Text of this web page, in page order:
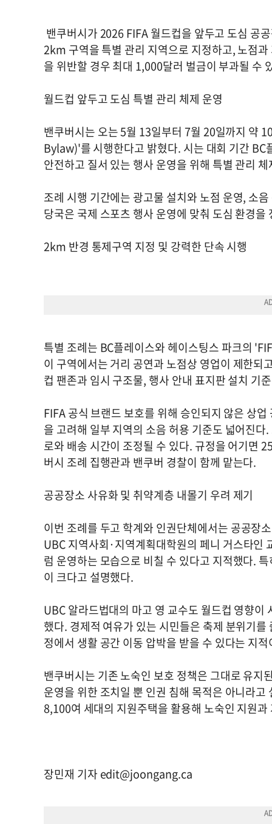
밴쿠버시가 2026 FIFA 월드컵을 앞두고 도심 공
2km 구역을 특별 관리 지역으로 지정하고, 노점
을 위반할 경우 최대 1,000달러 벌금이 부과될 수
월드컵 앞두고 도심 특별 관리 체제 운영
밴쿠버시는 오는 5월 13일부터 7월 20일까지 약
Bylaw)'를 시행한다고 밝혔다. 시는 대회 기간
안전하고 질서 있는 행사 운영을 위해 특별 관리
조례 시행 기간에는 광고물 설치와 노점 운영, 소
당국은 국제 스포츠 행사 운영에 맞춰 도심 환경
2km 반경 통제구역 지정 및 강력한 단속 시행
특별 조례는 BC플레이스와 헤이스팅스 파크의
이 구역에서는 거리 공연과 노점상 영업이 제한
컵 팬존과 임시 구조물, 행사 안내 표지판 설치 기
FIFA 공식 브랜드 보호를 위해 승인되지 않은 상
을 고려해 일부 지역의 소음 허용 기준도 넓어진
로와 배송 시간이 조정될 수 있다. 규정을 어기면
버시 조례 집행관과 밴쿠버 경찰이 함께 맡는다.
공공장소 사유화 및 취약계층 내몰기 우려 제기
이번 조례를 두고 학계와 인권단체에서는 공공장
UBC 지역사회·지역계획대학원의 페니 거스타인
럼 운영하는 모습으로 비칠 수 있다고 지적했다.
이 크다고 설명했다.
UBC 알라드법대의 마고 영 교수도 월드컵 영향
했다. 경제적 여유가 있는 시민들은 축제 분위기
정에서 생활 공간 이동 압박을 받을 수 있다는 지
밴쿠버시는 기존 노숙인 보호 정책은 그대로 유지
운영을 위한 조치일 뿐 인권 침해 목적은 아니라
8,100여 세대의 지원주택을 활용해 노숙인 지원
장민재 기자 edit@joongang.ca